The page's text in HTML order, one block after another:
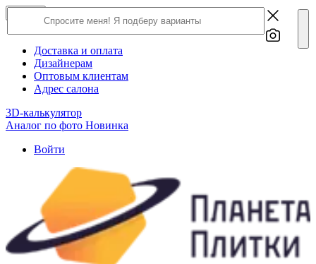
О компании
Доставка и оплата
Дизайнерам
Оптовым клиентам
Адрес салона
3D-калькулятор
Аналог по фото Новинка
Войти